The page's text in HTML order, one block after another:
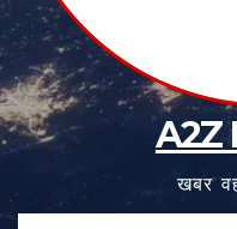
A2Z
खबर